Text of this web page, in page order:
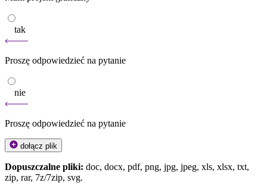
tak
Proszę odpowiedzieć na pytanie
nie
Proszę odpowiedzieć na pytanie
dołącz plik
Dopuszczalne pliki: doc, docx, pdf, png, jpg, jpeg, xls, xlsx, txt,
zip, rar, 7z/7zip, svg.